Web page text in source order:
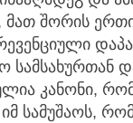
მათ შორის
სამსახურთან
კანონი,
სამუშაოს,